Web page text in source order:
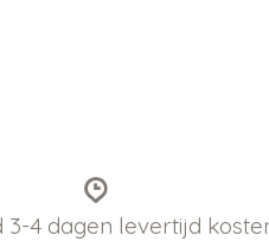
3-4 dagen levertijd